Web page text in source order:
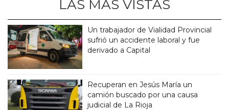
LAS MÁS VISTAS
Un trabajador de Vialidad Provincial
sufrió un accidente laboral y fue
derivado a Capital
Recuperan en Jesús María un
camión buscado por una causa
judicial de La Rioja